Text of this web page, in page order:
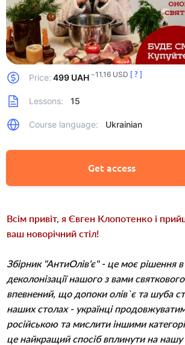
Price: 499 UAH ~11.16 USD [ ? ]
Lessons: 15
Course language: Ukrainian
Get access
Всім привіт, я Євген Клопотенко і
ваш новорічний стіл!
Збірник "АнтиОлів'є" - це моє рішення в
деколонізації нашого з вами
впевнений, що допоки олів`є та шуба
наших столах - українці
російською та мислити іншими
це найкращий спосіб вплинути на нашу